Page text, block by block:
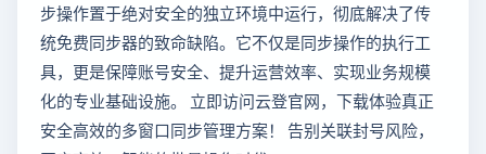
步操作置于绝对安全的独立环境中运行，彻底解决了传
统免费同步器的致命缺陷。它不仅是同步操作的执行工
具，更是保障账号安全、提升运营效率、实现业务规模
化的专业基础设施。 立即访问云登官网，下载体验真正
安全高效的多窗口同步管理方案！ 告别关联封号风险，